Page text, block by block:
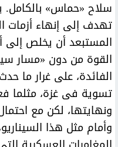
سلاح «حماس» بالكامل.
تهدف إلى إنهاء أزمات
المستبعد أن يخلص إلى
القوة من دون «مسار
الفائدة، على غرار ما
ونهايتها، لكن مع
وأمام مثل هذا